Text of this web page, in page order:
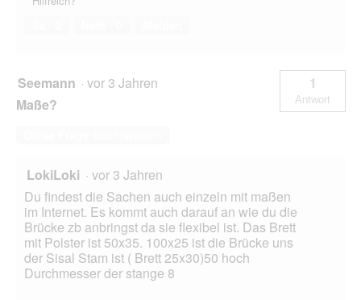
Seemann · vor 3 Jahren
Maße?
1
Antwort
LokiLoki · vor 3 Jahren
Du findest die Sachen auch einzeln mit maßen
im Internet. Es kommt auch darauf an wie du die
Brücke zb anbringst da sie flexibel ist. Das Brett
mit Polster ist 50x35. 100x25 ist die Brücke uns
der Sisal Stam ist ( Brett 25x30)50 hoch
Durchmesser der stange 8